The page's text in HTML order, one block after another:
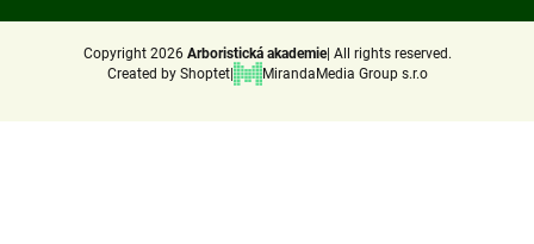
Created by Shoptet MirandaMedia Group s.r.o
Copyright 2026 Arboristická akademie All rights reserved.